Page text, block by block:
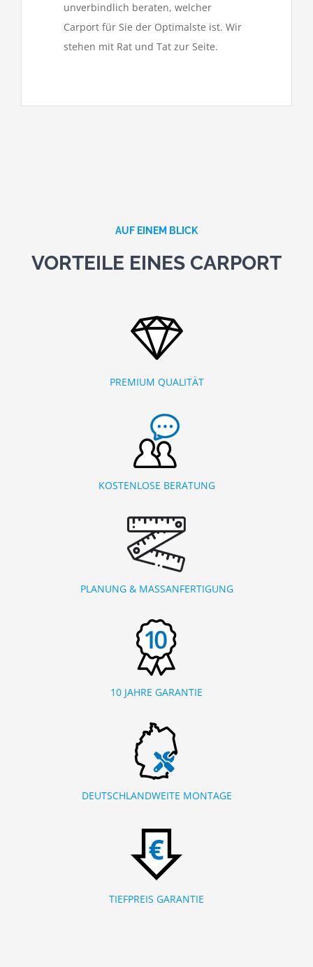
unverbindlich beraten, welcher
Carport für Sie der Optimalste ist. Wir
stehen mit Rat und Tat zur Seite.
AUF EINEM BLICK
VORTEILE EINES CARPORT
PREMIUM QUALITÄT
KOSTENLOSE BERATUNG
PLANUNG & MASSANFERTIGUNG
10 JAHRE GARANTIE
DEUTSCHLANDWEITE MONTAGE
TIEFPREIS GARANTIE